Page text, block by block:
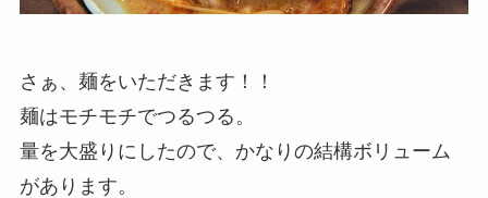
さぁ、麺をいただきます！！
麺はモチモチでつるつる。
量を大盛りにしたので、かなりの結構ボリューム
があります。